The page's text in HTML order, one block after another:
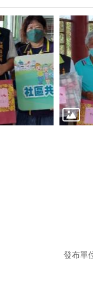
發布單